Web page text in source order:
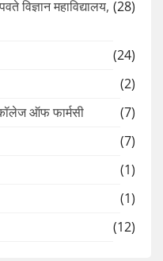
विज्ञान महाविद्यालय, (28)
(24)
(2)
ऑफ फार्मसी
(7)
(7)
(1)
(1)
(12)